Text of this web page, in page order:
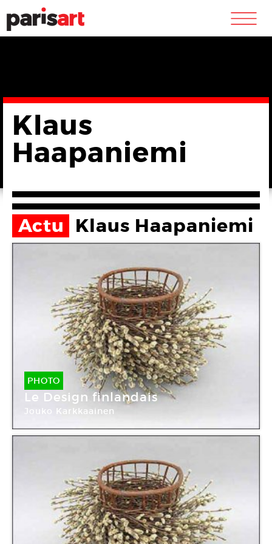
m
Klaus
Haapaniemi
Actu Klaus Haapaniemi
PHOTO
Le Design finlandais
Jouko Karkkaainen